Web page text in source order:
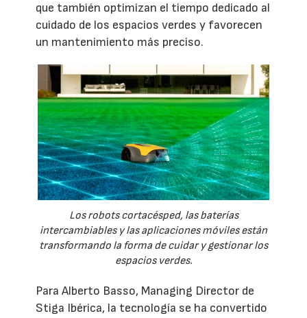
que también optimizan el tiempo dedicado al
cuidado de los espacios verdes y favorecen
un mantenimiento más preciso.
Los robots cortacésped, las baterías
intercambiables y las aplicaciones móviles están
transformando la forma de cuidar y gestionar los
espacios verdes.
Para Alberto Basso, Managing Director de
Stiga Ibérica, la tecnología se ha convertido